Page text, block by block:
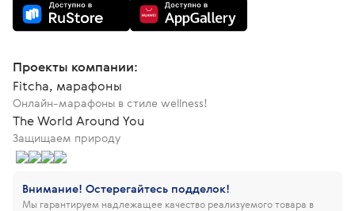
Проекты компании:
Fitcha, марафоны
Онлайн-марафоны в стиле wellness!
The World Around You
Защищаем природу
Внимание! Остерегайтесь подделок!
Мы гарантируем надлежащее качество реализуемого товара в